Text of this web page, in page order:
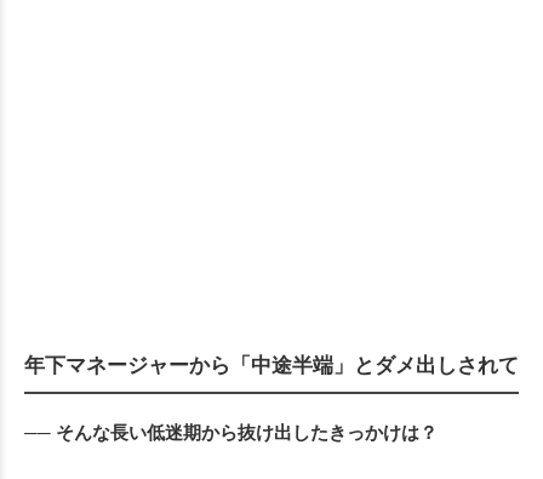
年下マネージャーから「中途半端」とダメ出しされて
── そんな長い低迷期から抜け出したきっかけは？